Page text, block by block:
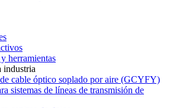
herramientas
industria
cable óptico soplado por aire (GCYFY)
sistemas de líneas de transmisión de